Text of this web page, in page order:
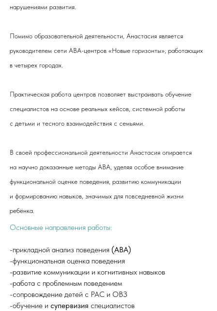
нарушениями развития.
Помимо образовательной деятельности, Анастасия является
руководителем сети АВА-центров «Новые горизонты», работающих
в четырех городах.
Практическая работа центров позволяет выстраивать обучение
специалистов на основе реальных кейсов, системной работы
с детьми и тесного взаимодействия с семьями.
В своей профессиональной деятельности Анастасия опирается
на научно доказанные методы ABA, уделяя особое внимание
функциональной оценке поведения, развитию коммуникации
и формированию навыков, значимых для повседневной жизни
ребёнка.
Основные направления работы:
-прикладной анализ поведения (ABA)
-функциональная оценка поведения
-развитие коммуникации и когнитивных навыков
-работа с проблемным поведением
-сопровождение детей с РАС и ОВЗ
-обучение и супервизия специалистов